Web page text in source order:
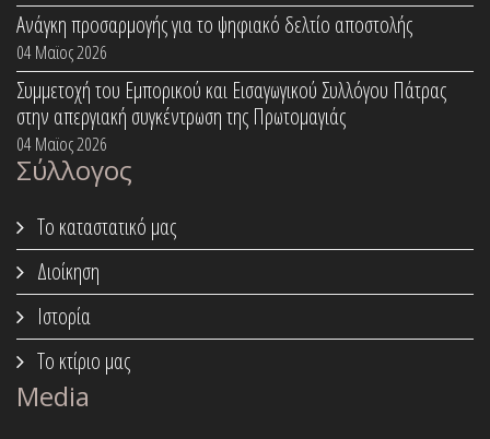
Ανάγκη προσαρμογής για το ψηφιακό δελτίο αποστολής
04 Μαϊος 2026
Συμμετοχή του Εμπορικού και Εισαγωγικού Συλλόγου Πάτρας
στην απεργιακή συγκέντρωση της Πρωτομαγιάς
04 Μαϊος 2026
Σύλλογος
Το καταστατικό μας
Διοίκηση
Ιστορία
Το κτίριο μας
Media